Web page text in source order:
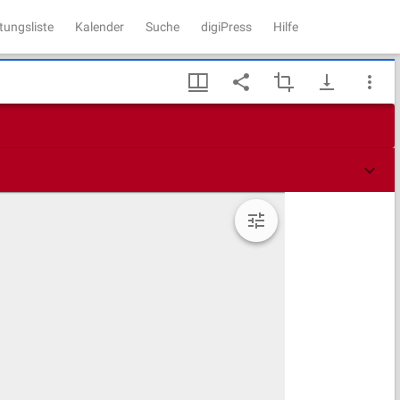
Kalender Suche digiPress Hilfe